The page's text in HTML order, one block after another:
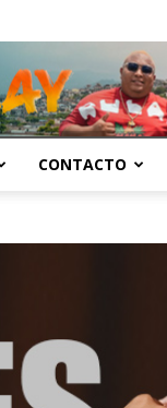
CONTACTO